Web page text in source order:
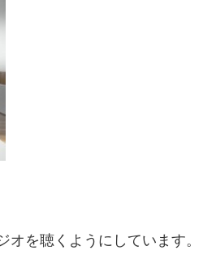
を聴くようにしています。